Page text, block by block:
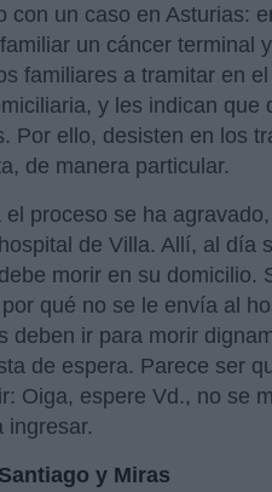
con un caso en Asturias:
un cáncer terminal
familiares a tramitar en
y les indican
Por ello, desisten en los
de manera particular.
el proceso se ha
de Villa. Allí, al día
morir en su domicilio.
qué no se le envía al
deben ir para morir
de espera. Parece ser
Oiga, espere Vd., no se
ingresar.
y Miras